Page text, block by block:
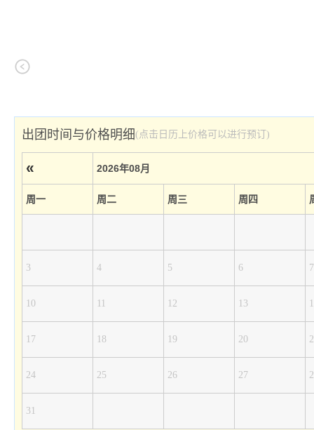
出团时间与价格明细(点击日历上价格可以进行预订)
« 2026年08月
周一 周二 周三 周四
3 4 5 6 7
10 11 12 13
17 18 19 20
24 25 26 27
31